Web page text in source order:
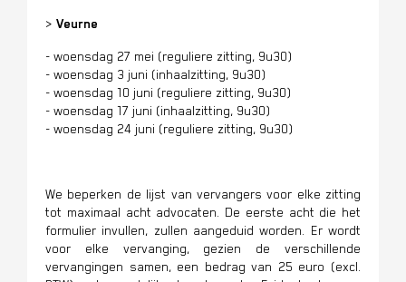
> Veurne
- woensdag 27 mei (reguliere zitting, 9u30)
- woensdag 3 juni (inhaalzitting, 9u30)
- woensdag 10 juni (reguliere zitting, 9u30)
- woensdag 17 juni (inhaalzitting, 9u30)
- woensdag 24 juni (reguliere zitting, 9u30)
We beperken de lijst van vervangers voor elke zitting
tot maximaal acht advocaten. De eerste acht die het
formulier invullen, zullen aangeduid worden. Er wordt
voor elke vervanging, gezien de verschillende
vervangingen samen, een bedrag van 25 euro (excl.